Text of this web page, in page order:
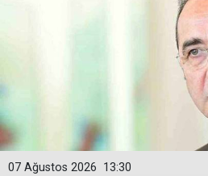
13:30
07 Ağustos 2026